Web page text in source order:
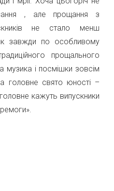
, але прощання з
не стало менш
завжди по особливому
прощального
музика і посмішки зовсім
головне свято юності –
кажуть випускники